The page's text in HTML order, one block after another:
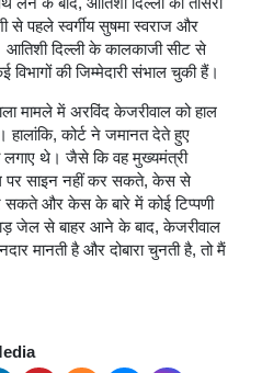
से पहले स्वर्गीय सुषमा स्वराज और
आतिशी दिल्ली के कालकाजी सीट से
की जिम्मेदारी संभाल चुकी हैं।
मामले में अरविंद केजरीवाल को हाल
हालांकि, कोर्ट ने जमानत देते हुए
लगाए थे। जैसे कि वह मुख्यमंत्री
पर साइन नहीं कर सकते, केस से
सकते और केस के बारे में कोई टिप्पणी
जेल से बाहर आने के बाद, केजरीवाल
मानती है और दोबारा चुनती है, तो मैं